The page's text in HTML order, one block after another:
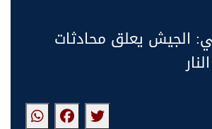
الجيش يعلق محادثات